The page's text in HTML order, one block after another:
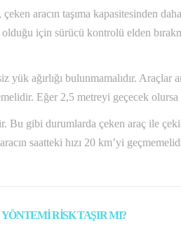
aracın taşıma kapasitesinden
için sürücü kontrolü elden
yük ağırlığı bulunmamalıdır.
Eğer 2,5 metreyi geçecek olursa
Bu gibi durumlarda çeken araç ile
saatteki hızı 20 km’yi
RİSK TAŞIR MI?